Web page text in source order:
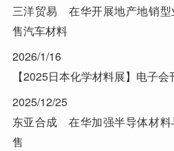
三洋贸易 在华开展地产地销
售汽车材料
2026/1/16
【2025日本化学材料展】电子会
2025/12/25
东亚合成 在华加强半导体材料
售